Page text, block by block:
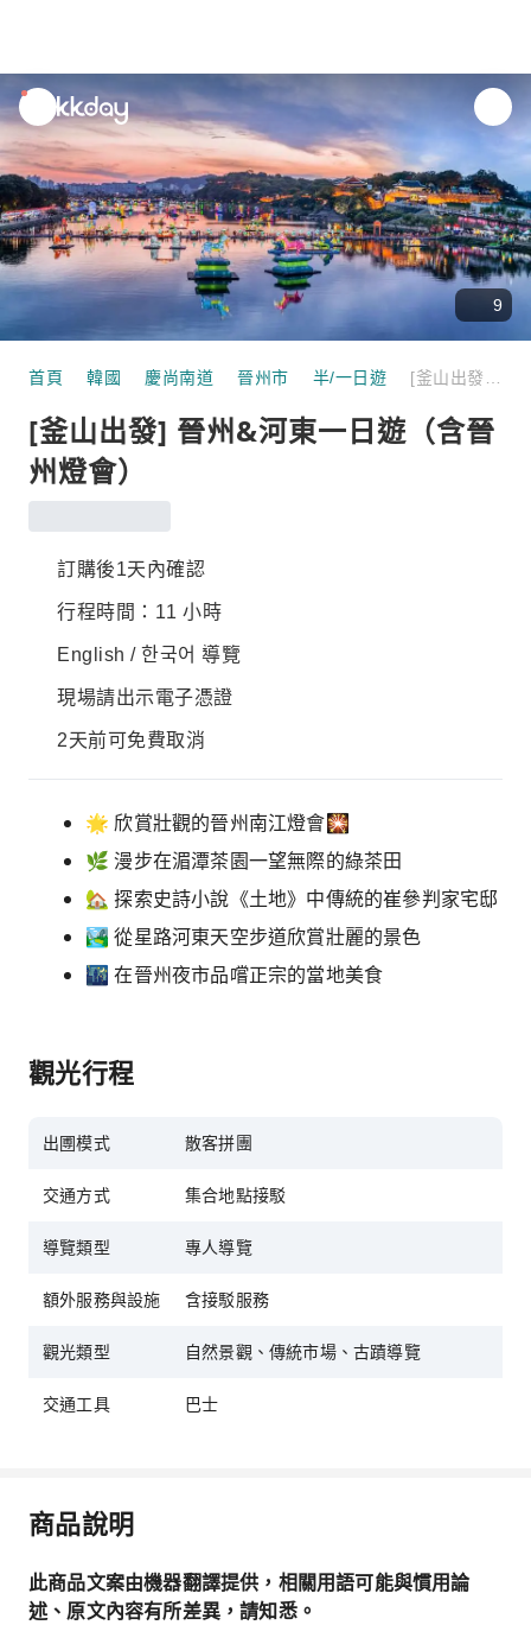
unread
notifications
9
首頁 韓國 慶尚南道 晉州市 半/一日遊
[釜山出發] 晉州&河東一日遊（含晉
州燈會）
訂購後1天內確認
行程時間：11 小時
English / 한국어 導覽
現場請出示電子憑證
2天前可免費取消
🌟 欣賞壯觀的晉州南江燈會🎇
🌿 漫步在湄潭茶園一望無際的綠茶田
🏡 探索史詩小說《土地》中傳統的崔參判家宅邸
🏞️ 從星路河東天空步道欣賞壯麗的景色
🌃 在晉州夜市品嚐正宗的當地美食
觀光行程
出圑模式 散客拼團
交通方式 集合地點接駁
導覽類型 專人導覽
額外服務與設施 含接駁服務
觀光類型 自然景觀、傳統市場、古蹟導覽
交通工具 巴士
商品說明
此商品文案由機器翻譯提供，相關用語可能與慣用論
述、原文內容有所差異，請知悉。